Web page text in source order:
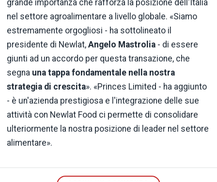
grande importanza che rafforza la posizione dell'Italia
nel settore agroalimentare a livello globale. «Siamo
estremamente orgogliosi - ha sottolineato il
presidente di Newlat, Angelo Mastrolia - di essere
giunti ad un accordo per questa transazione, che
segna una tappa fondamentale nella nostra
strategia di crescita». «Princes Limited - ha aggiunto
- è un'azienda prestigiosa e l'integrazione delle sue
attività con Newlat Food ci permette di consolidare
ulteriormente la nostra posizione di leader nel settore
alimentare».